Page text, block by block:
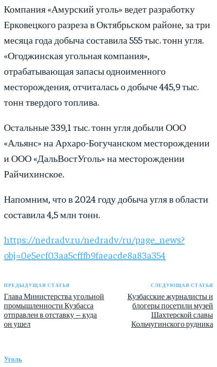
Компания «Амурский уголь» ведет разработку
Ерковецкого разреза в Октябрьском районе, за три
месяца года добыча составила 555 тыс. тонн угля.
«Огоджинская угольная компания»,
отрабатывающая запасы одноименного
месторождения, отчиталась о добыче 445,9 тыс.
тонн твердого топлива.
Остальные 339,1 тыс. тонн угля добыли ООО
«Альянс» на Архаро-Богучанском месторождении
и ООО «ДальВостУголь» на месторождении
Райчихинское.
Напомним, что в 2024 году добыча угля в области
составила 4,5 млн тонн.
https://nedradv.ru/nedradv/ru/page_news?
obj=0e5ecf03aa5cfffb9faeacde8a83a354
ПРЕДЫДУЩАЯ СТАТЬЯ
Глава Министерства угольной
промышленности Кузбасса
отправлен в отставку — куда
он ушел
СЛЕДУЮЩАЯ СТАТЬЯ
Кузбасские журналисты и
блогеры посетили музей
Шахтерской славы
Кольчугинского рудника
Уголь